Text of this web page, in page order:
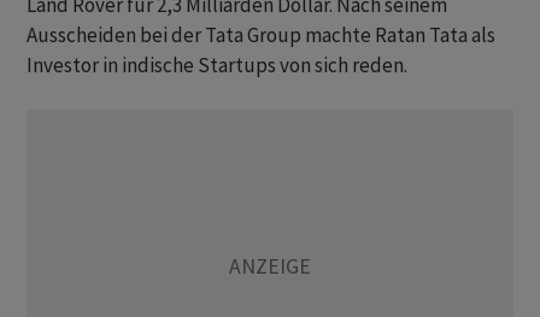
Land Rover für 2,3 Milliarden Dollar. Nach seinem
Ausscheiden bei der Tata Group machte Ratan Tata als
Investor in indische Startups von sich reden.